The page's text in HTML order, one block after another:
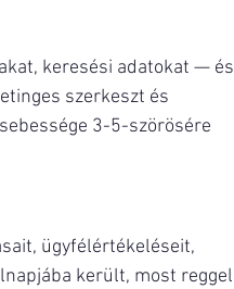
keresési adatokat — és
szerkeszt és
3-5-szörösére
ügyfélértékeléseit,
került, most reggel